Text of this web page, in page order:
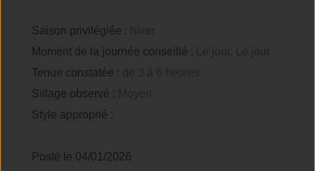
Saison privilégiée : hiver
Moment de la journée conseillé :
Le jour, Le jour
Tenue constatée : de 3 à 6 heures
Sillage observé : Moyen
Style approprié :
Posté le 04/01/2026